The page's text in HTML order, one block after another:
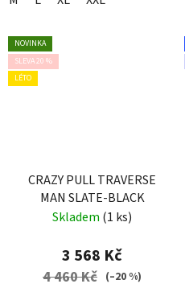
NOVINKA
SLEVA 20 %
LÉTO
CRAZY PULL TRAVERSE
MAN SLATE-BLACK
Skladem (1 ks)
3 568 Kč
4 460 Kč (–20 %)